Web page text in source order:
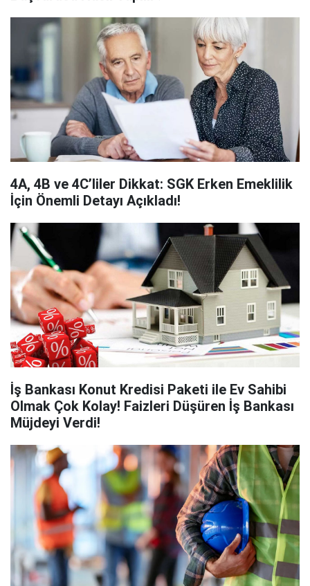
4A, 4B ve 4C’liler Dikkat: SGK Erken Emeklilik
İçin Önemli Detayı Açıkladı!
İş Bankası Konut Kredisi Paketi ile Ev Sahibi
Olmak Çok Kolay! Faizleri Düşüren İş Bankası
Müjdeyi Verdi!